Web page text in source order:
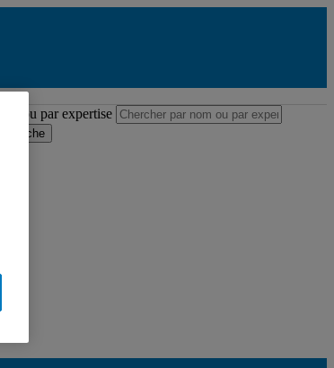
des professeures et professeurs
ou par expertise